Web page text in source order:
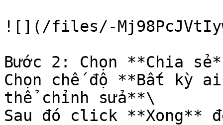
![](/files/-
Bước 2: Chọn **Chia
Chọn chế độ **Bất kỳ
thể chỉnh sửa**\
Sau đó click **Xong**